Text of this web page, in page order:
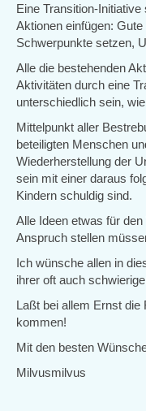
Eine Transition-
Aktionen einfügen:
Schwerpunkte setzen,
Alle die bestehenden
Aktivitäten durch eine
unterschiedlich sein,
Mittelpunkt aller
beteiligten Menschen
Wiederherstellung der
sein mit einer daraus
Kindern schuldig sind.
Alle Ideen etwas für
Anspruch stellen
Ich wünsche allen in
ihrer oft auch
Laßt bei allem Ernst die
kommen!
Mit den besten
Milvusmilvus